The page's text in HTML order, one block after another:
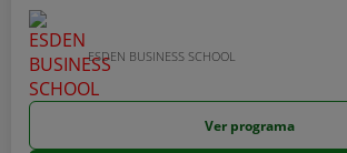
ESDEN BUSINESS SCHOOL
Ver programa